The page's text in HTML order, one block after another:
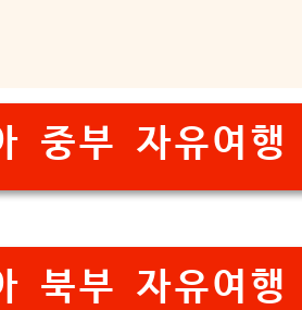
중부 자유여행
북부 자유여행